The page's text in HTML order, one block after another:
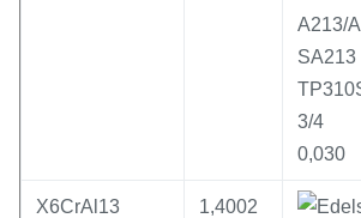
0,030
X6CrAl13 1,4002